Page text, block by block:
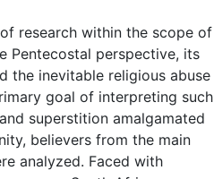
research within the scope of
Pentecostal perspective, its
the inevitable religious abuse
goal of interpreting such
superstition amalgamated
believers from the main
analyzed. Faced with